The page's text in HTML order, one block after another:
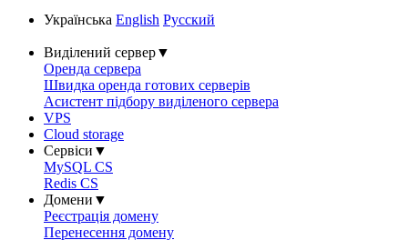
Українська English Русский
Виділений сервер▼
Оренда сервера
Швидка оренда готових серверів
Асистент підбору виділеного сервера
VPS
Cloud storage
Сервіси ▼
MySQL CS
Redis CS
Домени ▼
Реєстрація домену
Перенесення домену